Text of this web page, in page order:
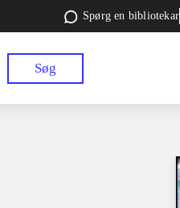
Spørg en bibliotekar
Søg